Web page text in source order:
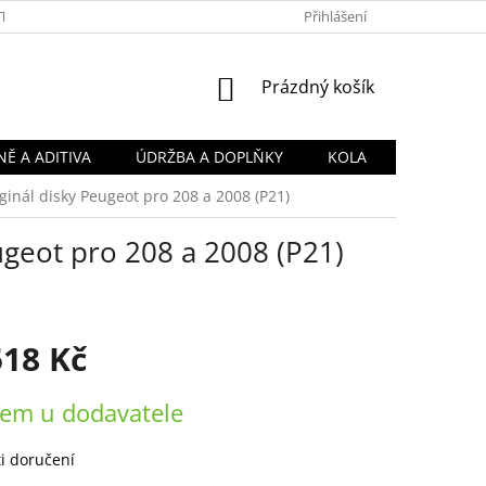
PODMÍNKY OCHRANY OSOBNÍCH
Přihlášení
NÁKUPNÍ
Prázdný košík
A ADITIVA ÚDRŽBA A DOPLŇKY
KOLA
disky Peugeot pro 208 a 2008 (P21)
pro 208 a 2008 (P21)
Kč
u dodavatele
doručení